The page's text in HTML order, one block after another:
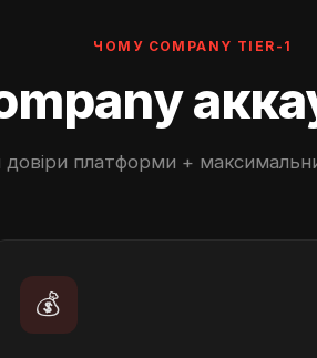
ЧОМУ COMPANY TIER-1
платформи +
💰